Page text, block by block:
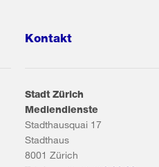
Kontakt
Stadt Zürich
Mediendienste
Stadthausquai 17
Stadthaus
8001 Zürich